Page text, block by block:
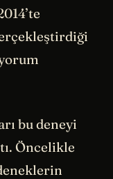
bu deneyi
Öncelikle